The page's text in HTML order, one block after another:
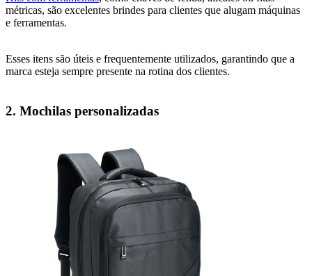
métricas, são excelentes brindes para clientes que alugam máquinas
e ferramentas.
Esses itens são úteis e frequentemente utilizados, garantindo que a
marca esteja sempre presente na rotina dos clientes.
2. Mochilas personalizadas